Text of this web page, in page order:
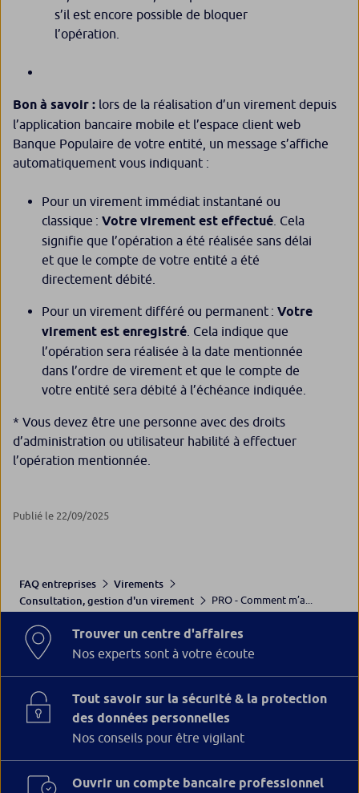
s’il est encore possible de bloquer
l’opération.
Bon à savoir : lors de la réalisation d’un virement depuis
l’application bancaire mobile et l’espace client web
Banque Populaire de votre entité, un message s’affiche
automatiquement vous indiquant :
Pour un virement immédiat instantané ou
classique : Votre virement est effectué . Cela
signifie que l’opération a été réalisée sans délai
et que le compte de votre entité a été
directement débité.
Pour un virement différé ou permanent : Votre
virement est enregistré . Cela indique que
l’opération sera réalisée à la date mentionnée
dans l’ordre de virement et que le compte de
votre entité sera débité à l’échéance indiquée.
* Vous devez être une personne avec des droits
d’administration ou utilisateur habilité à effectuer
l’opération mentionnée.
Publié le 22/09/2025
FAQ entreprises
Virements
Consultation, gestion d'un virement
PRO - Comment m’a...
Trouver un centre d'affaires
Nos experts sont à votre écoute
Tout savoir sur la sécurité & la protection
des données personnelles
Nos conseils pour être vigilant
Ouvrir un compte bancaire professionnel